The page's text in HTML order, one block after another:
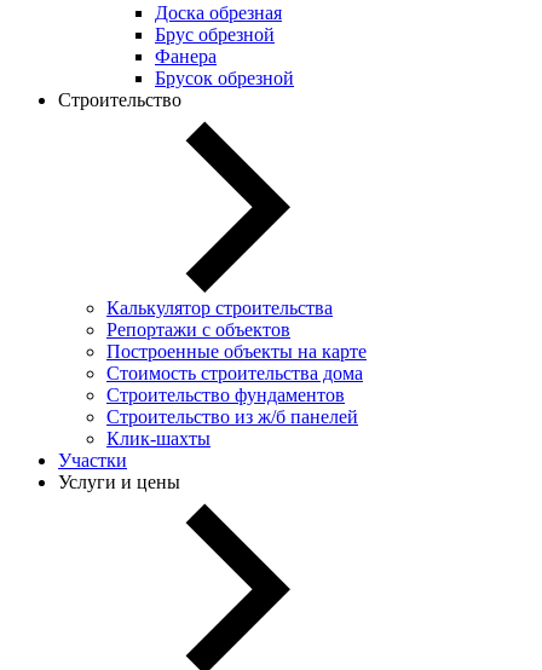
Доска обрезная
Брус обрезной
Фанера
Брусок обрезной
Строительство
Калькулятор строительства
Репортажи с объектов
Построенные объекты на карте
Стоимость строительства дома
Строительство фундаментов
Строительство из ж/б панелей
Клик-шахты
Участки
Услуги и цены